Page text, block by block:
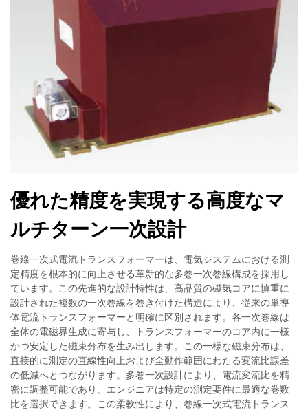
優れた精度を実現する高度なマ
ルチターン一次設計
巻線一次式電流トランスフォーマーは、電気システムにおける測
定精度を根本的に向上させる革新的な多巻一次巻線構成を採用し
ています。この先進的な設計特性は、高品質の磁気コアに慎重に
設計された複数の一次巻線を巻き付けた構造により、従来の単導
体電流トランスフォーマーと明確に区別されます。各一次巻線は
全体の電磁界生成に寄与し、トランスフォーマーのコア内に一様
かつ安定した磁束分布を生み出します。この一様な磁束分布は、
直接的に測定の直線性向上および全動作範囲にわたる変流比誤差
の低減へとつながります。多巻一次設計により、電流変流比を精
密に調整可能であり、エンジニアは特定の測定要件に最適な巻数
比を選択できます。この柔軟性により、巻線一次式電流トランス